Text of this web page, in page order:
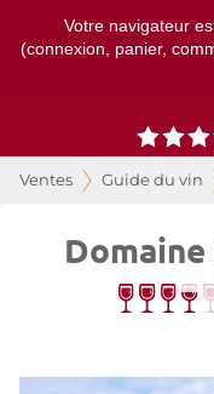
Votre navigateur
(connexion, panier,
Ventes Guide du vin